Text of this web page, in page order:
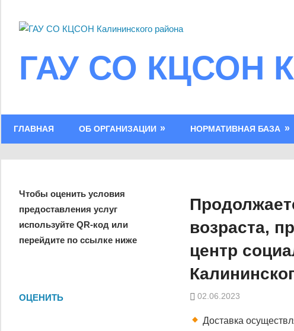
ГАУ СО КЦСОН
ГЛАВНАЯ ОБ ОРГАНИЗАЦИИ НОРМАТИВНАЯ БАЗА
возраста,
центр
02.06.2023
Доставка
Чтобы оценить условия
предоставления услуг
используйте QR-код или
перейдите по ссылке ниже
ОЦЕНИТЬ